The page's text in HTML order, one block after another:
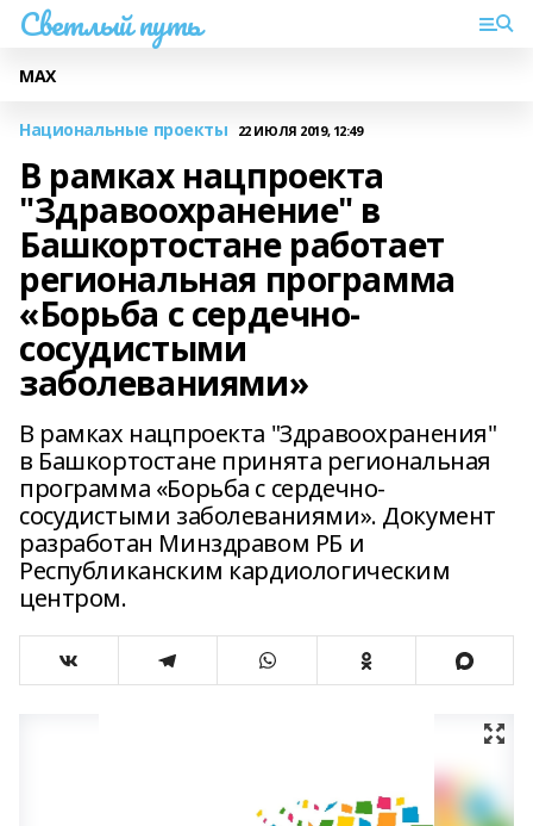
Светлый путь
МАХ
Национальные проекты 22 ИЮЛЯ 2019, 12:49
В рамках нацпроекта
"Здравоохранение" в
Башкортостане работает
региональная программа
«Борьба с сердечно-
сосудистыми
заболеваниями»
В рамках нацпроекта "Здравоохранения"
в Башкортостане принята региональная
программа «Борьба с сердечно-
сосудистыми заболеваниями». Документ
разработан Минздравом РБ и
Республиканским кардиологическим
центром.